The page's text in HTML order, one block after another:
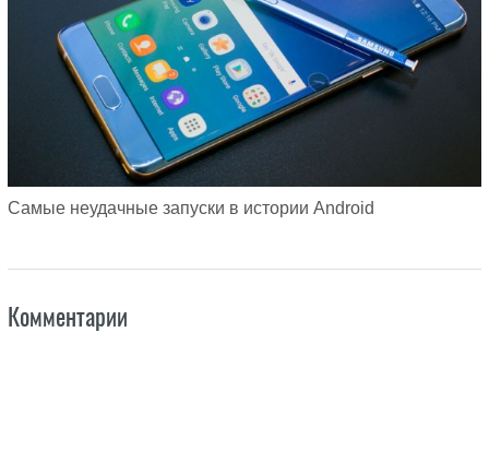
Самые неудачные запуски в истории Android
Комментарии